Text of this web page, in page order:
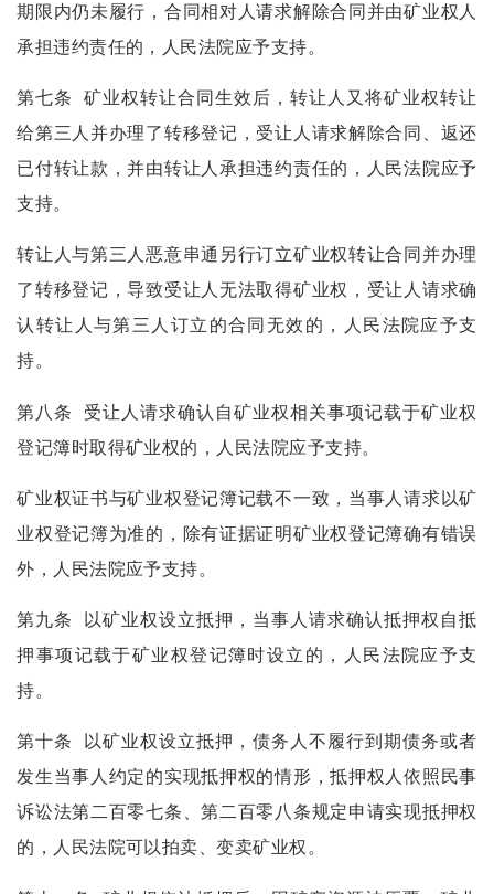
期限内仍未履行，合同相对人请求解除合同并由矿业权人
承担违约责任的，人民法院应予支持。
第七条
矿业权转让合同生效后，转让人又将矿业权转让
给第三人并办理了转移登记，受让人请求解除合同、返还
已付转让款，并由转让人承担违约责任的，人民法院应予
支持。
转让人与第三人恶意串通另行订立矿业权转让合同并办理
了转移登记，导致受让人无法取得矿业权，受让人请求确
认转让人与第三人订立的合同无效的，人民法院应予支
持。
第八条
受让人请求确认自矿业权相关事项记载于矿业权
登记簿时取得矿业权的，人民法院应予支持。
矿业权证书与矿业权登记簿记载不一致，当事人请求以矿
业权登记簿为准的，除有证据证明矿业权登记簿确有错误
外，人民法院应予支持。
第九条
以矿业权设立抵押，当事人请求确认抵押权自抵
押事项记载于矿业权登记簿时设立的，人民法院应予支
持。
第十条
以矿业权设立抵押，债务人不履行到期债务或者
发生当事人约定的实现抵押权的情形，抵押权人依照民事
诉讼法第二百零七条、第二百零八条规定申请实现抵押权
的，人民法院可以拍卖、变卖矿业权。